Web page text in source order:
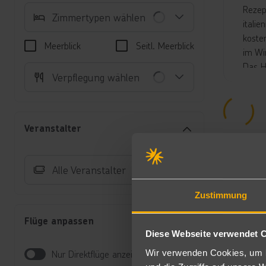
Zustimmung
Diese Webseite verwendet
Wir verwenden Cookies,
Zimmertypen wählen
Meerblick Seitl. Meerblick
Verpflegung wählen
Veranstalter
Alle Veranstalter
Flüge anpassen
Nur Direktflüge anzeigen
im
Das